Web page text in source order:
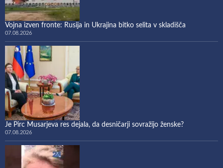
Vojna izven fronte: Rusija in Ukrajina bitko selita v skladišča
07.08.2026
Je Pirc Musarjeva res dejala, da desničarji sovražijo ženske?
07.08.2026